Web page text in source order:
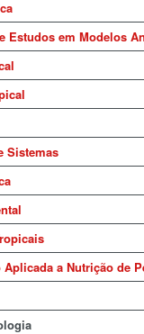
Estudos em Modelos
Sistemas
a Nutrição de